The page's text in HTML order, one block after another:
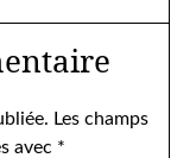
Les champs
avec *